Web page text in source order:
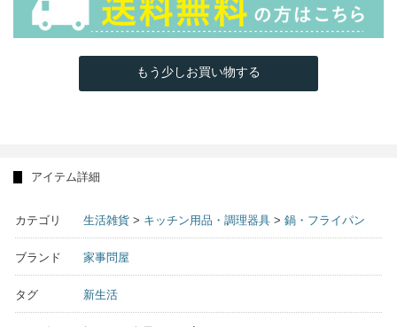
もう少しお買い物する
アイテム詳細
カテゴリ 生活雑貨 > キッチン用品・調理器具 > 鍋・フライパン
ブランド 家事問屋
タグ 新生活